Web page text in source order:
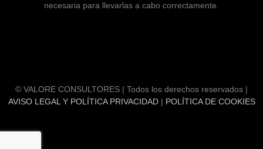
necesaria para llevarlas a cabo correctamente.
© VALORE CONSULTORES | Todos los derechos reservados |
AVISO LEGAL Y POLÍTICA PRIVACIDAD| POLÍTICA DE COOKIES